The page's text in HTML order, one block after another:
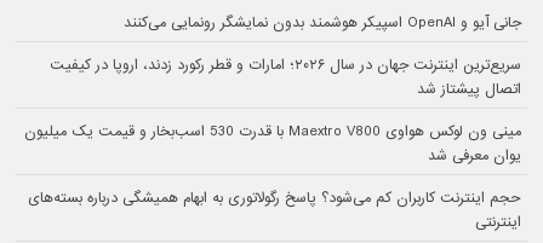
جانی آیو و OpenAI اسپیکر هوشمند بدون نمایشگر رونمایی می‌کنند
سریع‌ترین اینترنت جهان در سال ۲۰۲۶؛ امارات و قطر رکورد زدند، اروپا در کیفیت
اتصال پیشتاز شد
مینی ون لوکس هواوی Maextro V800 با قدرت 530 اسب‌بخار و قیمت یک میلیون
یوان معرفی شد
حجم اینترنت کاربران کم می‌شود؟ پاسخ رگولاتوری به ابهام همیشگی درباره بسته‌های
اینترنتی